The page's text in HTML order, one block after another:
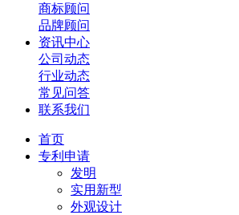
商标顾问
品牌顾问
资讯中心
公司动态
行业动态
常见问答
联系我们
首页
专利申请
发明
实用新型
外观设计